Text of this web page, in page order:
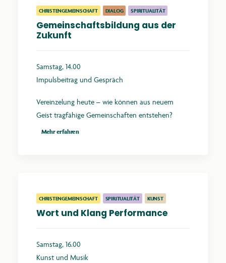
CHRISTENGEMEINSCHAFT DIALOG SPIRITUALITÄT
Gemeinschaftsbildung aus der
Zukunft
Samstag, 14.00
Impulsbeitrag und Gespräch
Vereinzelung heute – wie können aus neuem
Geist tragfähige Gemeinschaften entstehen?
Mehr erfahren
CHRISTENGEMEINSCHAFT SPIRITUALITÄT KUNST
Wort und Klang Performance
Samstag, 16.00
Kunst und Musik